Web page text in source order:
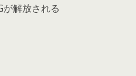
が解放される